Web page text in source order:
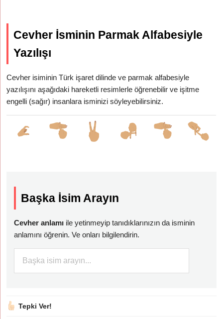
Cevher İsminin Parmak Alfabesiyle
Yazılışı
Cevher isiminin Türk işaret dilinde ve parmak alfabesiyle
yazılışını aşağıdaki hareketli resimlerle öğrenebilir ve işitme
engelli (sağır) insanlara isminizi söyleyebilirsiniz.
Başka İsim Arayın
Cevher anlamı ile yetinmeyip tanıdıklarınızın da isminin
anlamını öğrenin. Ve onları bilgilendirin.
Tepki Ver!